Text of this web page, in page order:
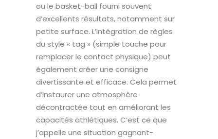
ou le basket-ball fourni souvent
d’excellents résultats, notamment sur
petite surface. L’intégration de règles
du style « tag » (simple touche pour
remplacer le contact physique) peut
également créer une consigne
divertissante et efficace. Cela permet
d’instaurer une atmosphère
décontractée tout en améliorant les
capacités athlétiques. C’est ce que
j’appelle une situation gagnant-